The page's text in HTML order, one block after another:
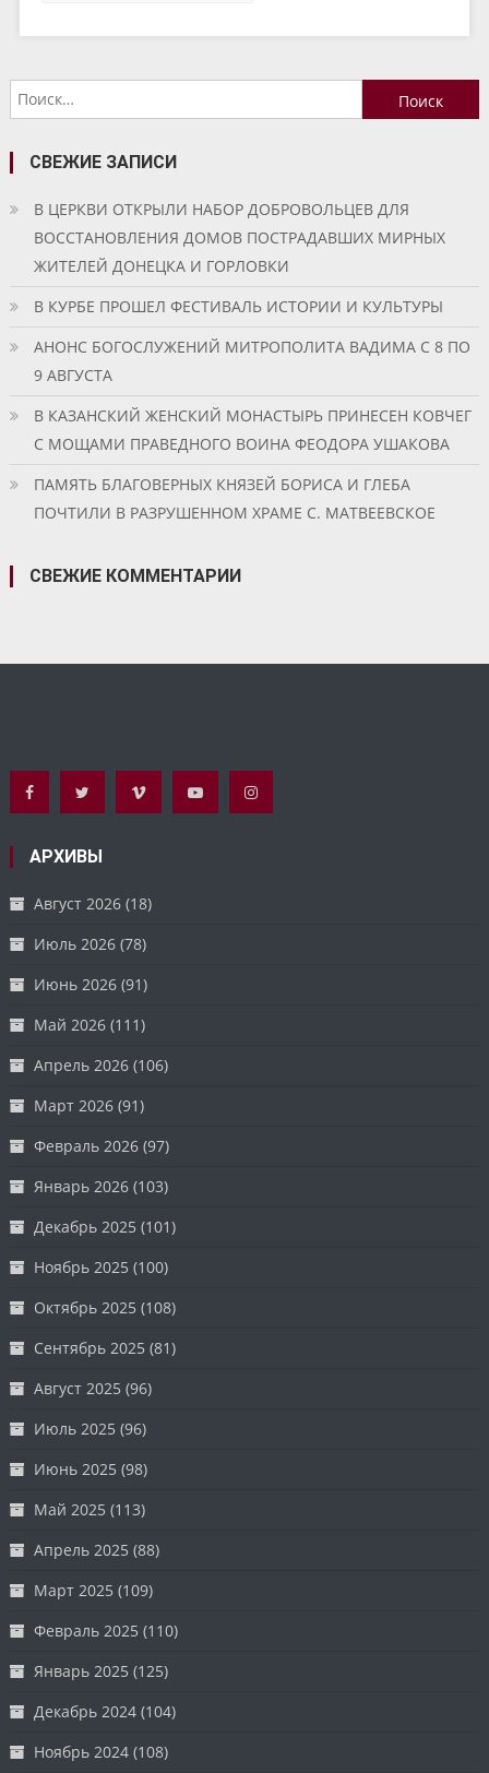
Найти:
СВЕЖИЕ ЗАПИСИ
В ЦЕРКВИ ОТКРЫЛИ НАБОР ДОБРОВОЛЬЦЕВ ДЛЯ
ВОССТАНОВЛЕНИЯ ДОМОВ ПОСТРАДАВШИХ МИРНЫХ
ЖИТЕЛЕЙ ДОНЕЦКА И ГОРЛОВКИ
В КУРБЕ ПРОШЕЛ ФЕСТИВАЛЬ ИСТОРИИ И КУЛЬТУРЫ
АНОНС БОГОСЛУЖЕНИЙ МИТРОПОЛИТА ВАДИМА С 8 ПО
9 АВГУСТА
В КАЗАНСКИЙ ЖЕНСКИЙ МОНАСТЫРЬ ПРИНЕСЕН КОВЧЕГ
С МОЩАМИ ПРАВЕДНОГО ВОИНА ФЕОДОРА УШАКОВА
ПАМЯТЬ БЛАГОВЕРНЫХ КНЯЗЕЙ БОРИСА И ГЛЕБА
ПОЧТИЛИ В РАЗРУШЕННОМ ХРАМЕ С. МАТВЕЕВСКОЕ
СВЕЖИЕ КОММЕНТАРИИ
АРХИВЫ
Август 2026 (18)
Июль 2026 (78)
Июнь 2026 (91)
Май 2026 (111)
Апрель 2026 (106)
Март 2026 (91)
Февраль 2026 (97)
Январь 2026 (103)
Декабрь 2025 (101)
Ноябрь 2025 (100)
Октябрь 2025 (108)
Сентябрь 2025 (81)
Август 2025 (96)
Июль 2025 (96)
Июнь 2025 (98)
Май 2025 (113)
Апрель 2025 (88)
Март 2025 (109)
Февраль 2025 (110)
Январь 2025 (125)
Декабрь 2024 (104)
Ноябрь 2024 (108)